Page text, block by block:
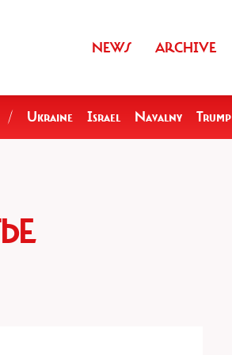
NEWS ARCHIVE
/ Ukraine Israel Navalny Trump